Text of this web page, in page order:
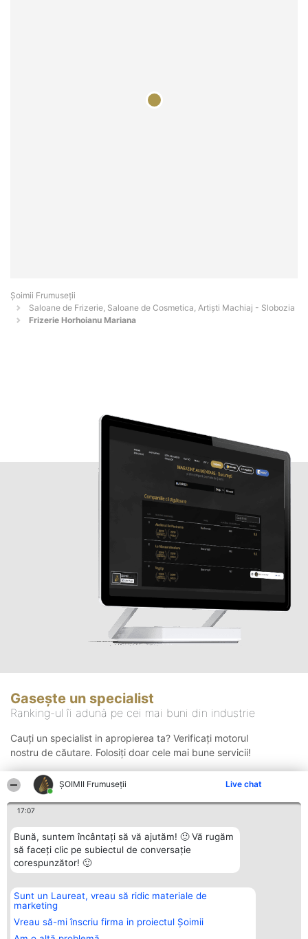
ȘOIMII Frumuseții Live chat
17:07
Bună, suntem încântați să vă ajutăm! 🙂 Vă rugăm
să faceți clic pe subiectul de conversație
corespunzător! 🙂
Sunt un Laureat, vreau să ridic materiale de
marketing
Vreau să-mi înscriu firma in proiectul Șoimii
Șoimii Frumuseții
Saloane de Frizerie, Saloane de Cosmetica, Artiști Machiaj - Slobozia
Frizerie Horhoianu Mariana
Gasește un specialist
Ranking-ul îi adună pe cei mai buni din industrie
Cauți un specialist in apropierea ta? Verificați motorul
nostru de căutare. Folosiți doar cele mai bune servicii!
Organizator Ranking
BRIGHT SOLUTIONS BR SRL
Aleea Timisul De Sus 2 Bl. A30
Sc. A Et. 4 Ap. 13 Cod 061952
Plebiscyt
Lista Tuturor
Laureaților
Contact